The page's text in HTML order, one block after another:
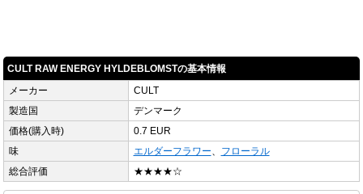
CULT RAW ENERGY HYLDEBLOMSTの基本情報
メーカー
CULT
製造国
デンマーク
価格(購入時)
0.7 EUR
味
エルダーフラワー、
フローラル
総合評価
★★★★☆